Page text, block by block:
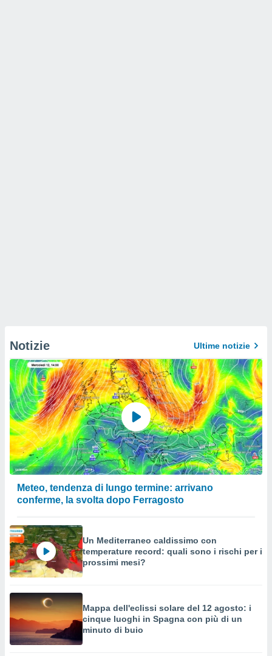
Notizie Ultime notizie
Meteo, tendenza di lungo termine: arrivano
conferme, la svolta dopo Ferragosto
Un Mediterraneo caldissimo con
temperature record: quali sono i rischi per i
prossimi mesi?
Mappa dell'eclissi solare del 12 agosto: i
cinque luoghi in Spagna con più di un
minuto di buio